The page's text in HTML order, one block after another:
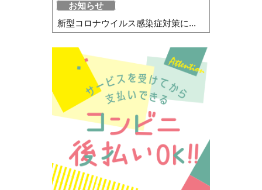
お知らせ
新型コロナウイルス感染症対策に...